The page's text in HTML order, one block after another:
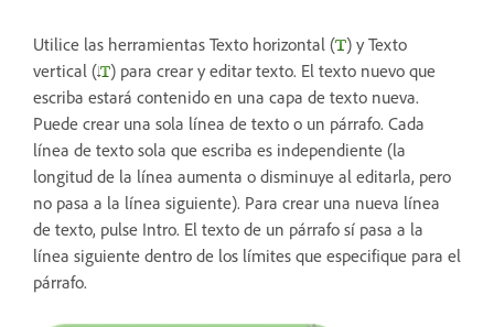
Utilice las herramientas Texto horizontal ( ) y Texto
vertical ( ) para crear y editar texto. El texto nuevo que
escriba estará contenido en una capa de texto nueva.
Puede crear una sola línea de texto o un párrafo. Cada
línea de texto sola que escriba es independiente (la
longitud de la línea aumenta o disminuye al editarla, pero
no pasa a la línea siguiente). Para crear una nueva línea
de texto, pulse Intro. El texto de un párrafo sí pasa a la
línea siguiente dentro de los límites que especifique para el
párrafo.